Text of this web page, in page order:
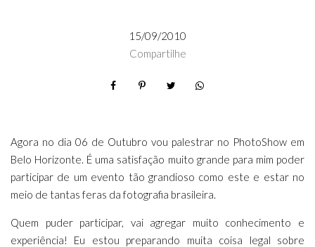
15/09/2010
Compartilhe
Agora no dia 06 de Outubro vou palestrar no PhotoShow em
Belo Horizonte. É uma satisfação muito grande para mim poder
participar de um evento tão grandioso como este e estar no
meio de tantas feras da fotografia brasileira.
Quem puder participar, vai agregar muito conhecimento e
experiência! Eu estou preparando muita coisa legal sobre